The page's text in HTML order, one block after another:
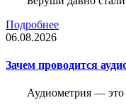
Подробнее
06.08.2026
Зачем проводится
Аудиометрия — это